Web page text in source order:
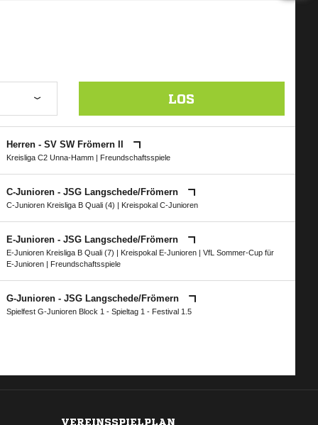
LOS
Herren - SV SW Frömern II
Kreisliga C2 Unna-Hamm | Freundschaftsspiele
C-Junioren - JSG Langschede/​Frömern
C-Junioren Kreisliga B Quali (4) | Kreispokal C-Junioren
E-Junioren - JSG Langschede/​Frömern
E-Junioren Kreisliga B Quali (7) | Kreispokal E-Junioren |VfL Sommer-Cup für
E-Junioren | Freundschaftsspiele
G-Junioren - JSG Langschede/​Frömern
Spielfest G-Junioren Block 1 - Spieltag 1 - Festival 1.5
VEREINSSPIELPLAN